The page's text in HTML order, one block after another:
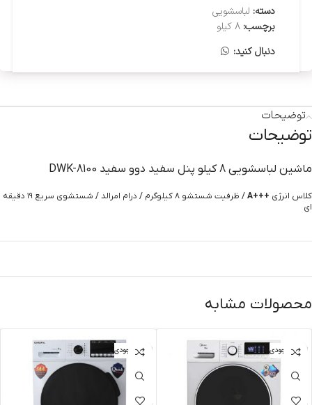
دسته: لباسشویی
برچسب: 8 کیلو
دنبال کنید:
توضیحات
توضیحات
ماشين لباسشويي 8 کيلو پنل سفيد دوو سفيد DWK-8100
کلاس انرژی +++A
/ ظرفیت شستشو ۸ کیلوگرم / درام امرالد / شستشوی سریع ۱۹ دقیقه
ای
محصولات مشابه
اتمام موجودی اتمام موجودی